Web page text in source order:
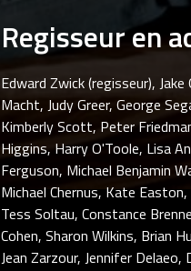
Regisseur en
Edward Zwick (regisseur),
Macht, Judy Greer, George
Kimberly Scott, Peter
Higgins, Harry O'Toole, Lisa
Ferguson, Michael Benjamin
Michael Chernus, Kate
Tess Soltau, Constance
Cohen, Sharon Wilkins, Brian
Jean Zarzour, Jennifer